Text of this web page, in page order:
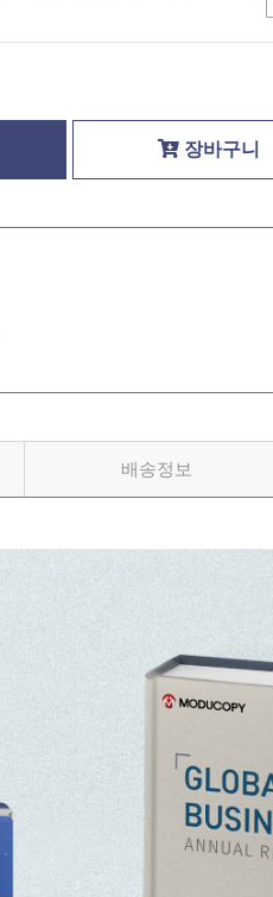
장바구니
배송정보